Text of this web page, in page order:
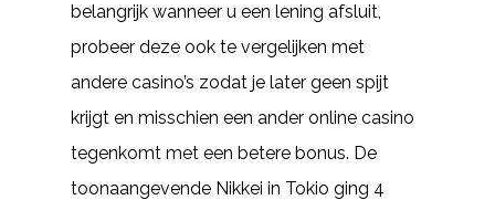
belangrijk wanneer u een lening afsluit,
probeer deze ook te vergelijken met
andere casino’s zodat je later geen spijt
krijgt en misschien een ander online casino
tegenkomt met een betere bonus. De
toonaangevende Nikkei in Tokio ging 4